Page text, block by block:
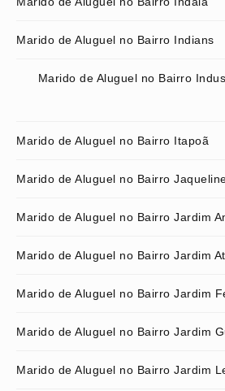
Marido de Aluguel no Bairro Indians
Marido de Aluguel no Bairro
Marido de Aluguel no Bairro Itapoã
Marido de Aluguel no Bairro
Marido de Aluguel no Bairro Jardim
Marido de Aluguel no Bairro Jardim
Marido de Aluguel no Bairro Jardim
Marido de Aluguel no Bairro Jardim
Marido de Aluguel no Bairro Jardim